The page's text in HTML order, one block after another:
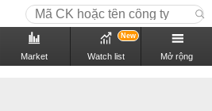
Market Watch list
New
Mở rộng